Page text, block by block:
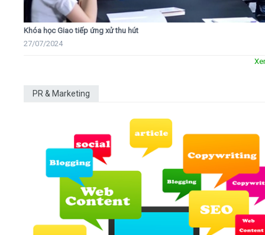
Khóa học Giao tiếp ứng xử thu hút
27/07/2024
PR & Marketing